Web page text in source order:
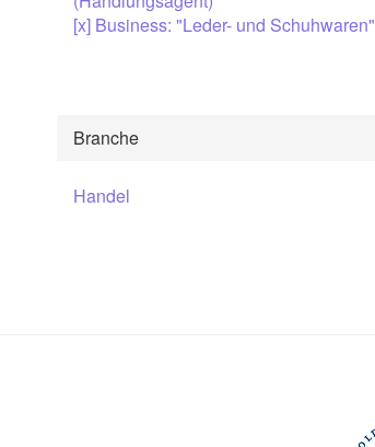
[x] Business: "Leder- und Schuhwaren"
Branche
Handel